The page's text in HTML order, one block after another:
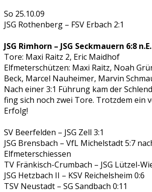
So 25.10.09
JSG Rothenberg – FSV Erbach 2:1
JSG Rimhorn – JSG Seckmauern 6:8 n.E.
Tore: Maxi Raitz 2, Eric Maidhof
Elfmeterschützen: Maxi Raitz, Noah
Beck, Marcel Nauheimer, Marvin
Nach einer 3:1 Führung kam der
fing sich noch zwei Tore. Trotzdem ein
Erfolg!
SV Beerfelden – JSG Zell 3:1
JSG Brensbach – VfL Michelstadt5:7
Elfmeterschiessen
TV Fränkisch-Crumbach – JSG Lützel-
JSG Hetzbach II – KSV Reichelsheim 0:6
TSV Neustadt – SG Sandbach 0:11